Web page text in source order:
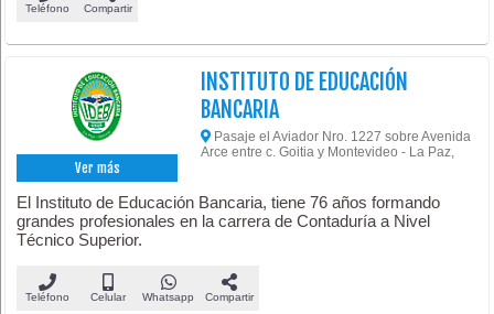
Teléfono Compartir
Ver más
INSTITUTO DE EDUCACIÓN
BANCARIA
Pasaje el Aviador Nro. 1227 sobre Avenida
Arce entre c. Goitia y Montevideo - La Paz,
El Instituto de Educación Bancaria, tiene 76 años formando
grandes profesionales en la carrera de Contaduría a Nivel
Técnico Superior.
Teléfono Celular Whatsapp Compartir